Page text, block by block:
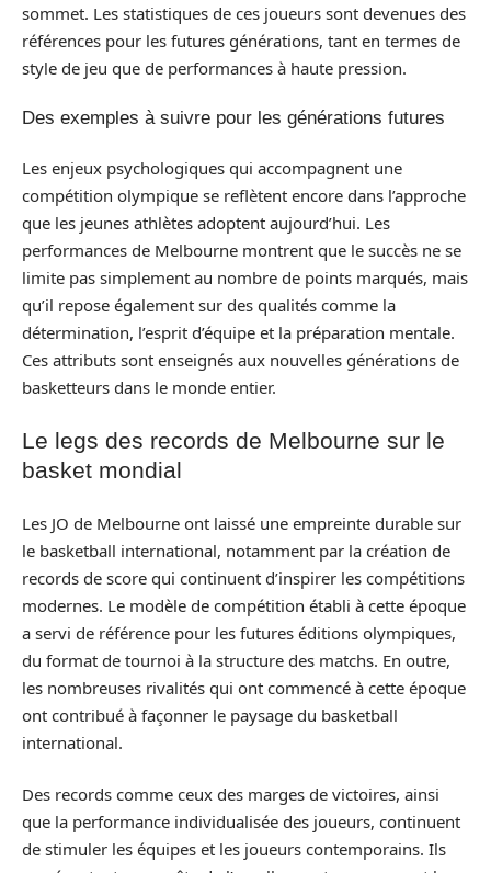
sommet. Les statistiques de ces joueurs sont devenues des
références pour les futures générations, tant en termes de
style de jeu que de performances à haute pression.
Des exemples à suivre pour les générations futures
Les enjeux psychologiques qui accompagnent une
compétition olympique se reflètent encore dans l’approche
que les jeunes athlètes adoptent aujourd’hui. Les
performances de Melbourne montrent que le succès ne se
limite pas simplement au nombre de points marqués, mais
qu’il repose également sur des qualités comme la
détermination, l’esprit d’équipe et la préparation mentale.
Ces attributs sont enseignés aux nouvelles générations de
basketteurs dans le monde entier.
Le legs des records de Melbourne sur le
basket mondial
Les JO de Melbourne ont laissé une empreinte durable sur
le basketball international, notamment par la création de
records de score qui continuent d’inspirer les compétitions
modernes. Le modèle de compétition établi à cette époque
a servi de référence pour les futures éditions olympiques,
du format de tournoi à la structure des matchs. En outre,
les nombreuses rivalités qui ont commencé à cette époque
ont contribué à façonner le paysage du basketball
international.
Des records comme ceux des marges de victoires, ainsi
que la performance individualisée des joueurs, continuent
de stimuler les équipes et les joueurs contemporains. Ils